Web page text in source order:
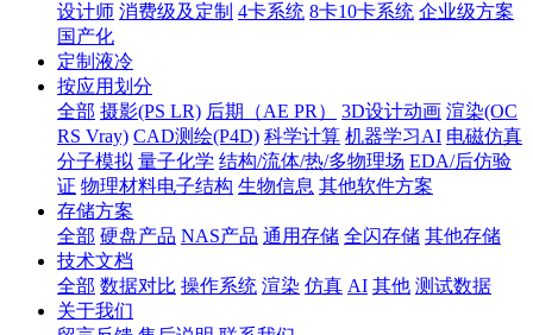
设计师 消费级及定制 4卡系统 8卡10卡系统 企业级方案
国产化
定制液冷
按应用划分
全部 摄影(PS LR) 后期（AE PR） 3D设计动画 渲染(OC
RS Vray) CAD测绘(P4D) 科学计算 机器学习AI 电磁仿真
分子模拟 量子化学 结构/流体/热/多物理场 EDA/后仿验
证 物理材料电子结构 生物信息 其他软件方案
存储方案
全部 硬盘产品 NAS产品 通用存储 全闪存储 其他存储
技术文档
全部 数据对比 操作系统 渲染 仿真 AI 其他 测试数据
关于我们